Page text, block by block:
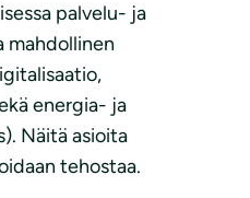
palvelu- ja
mahdollinen
energia- ja
Näitä asioita
tehostaa.